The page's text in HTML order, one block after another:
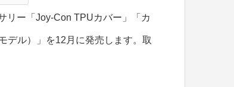
リー「Joy-Con TPUカバー」「カ
デル）」を12月に発売します。取